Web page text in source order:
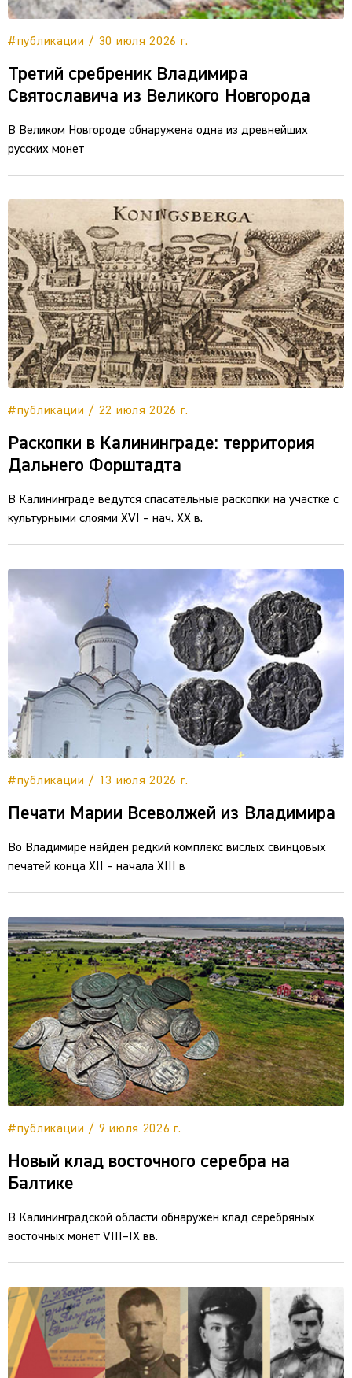
#публикации / 30 июля 2026 г.
Третий сребреник Владимира
Святославича из Великого Новгорода
В Великом Новгороде обнаружена одна из древнейших
русских монет
#публикации / 22 июля 2026 г.
Раскопки в Калининграде: территория
Дальнего Форштадта
В Калининграде ведутся спасательные раскопки на участке с
культурными слоями XVI – нач. XX в.
#публикации / 13 июля 2026 г.
Печати Марии Всеволжей из Владимира
Во Владимире найден редкий комплекс вислых свинцовых
печатей конца XII – начала XIII в
#публикации / 9 июля 2026 г.
Новый клад восточного серебра на
Балтике
В Калининградской области обнаружен клад серебряных
восточных монет VIII–IX вв.